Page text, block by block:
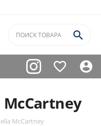



McCartney